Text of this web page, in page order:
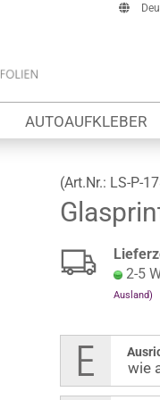
E-Mail
Passwort
Konto erstellen
Passwort
AUTOAUFKLEBER
(Art.Nr.: LS-P-
2-5
Ausland)